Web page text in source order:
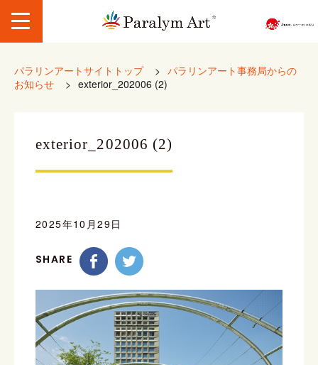
パラリンアートサイトトップ > パラリンアート事務局からの
お知らせ
> exterior_202006 (2)
exterior_202006 (2)
2025年10月29日
SHARE